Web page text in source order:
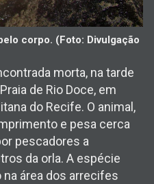
corpo. (Foto: Divulgação
morta, na tarde
de Rio Doce, em
do Recife. O animal,
e pesa cerca
pescadores a
da orla. A espécie
na área dos arrecifes